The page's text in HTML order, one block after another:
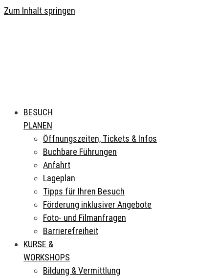
Zum Inhalt springen
BESUCH
PLANEN
Öffnungszeiten, Tickets & Infos
Buchbare Führungen
Anfahrt
Lageplan
Tipps für Ihren Besuch
Förderung inklusiver Angebote
Foto- und Filmanfragen
Barrierefreiheit
KURSE &
WORKSHOPS
Bildung & Vermittlung